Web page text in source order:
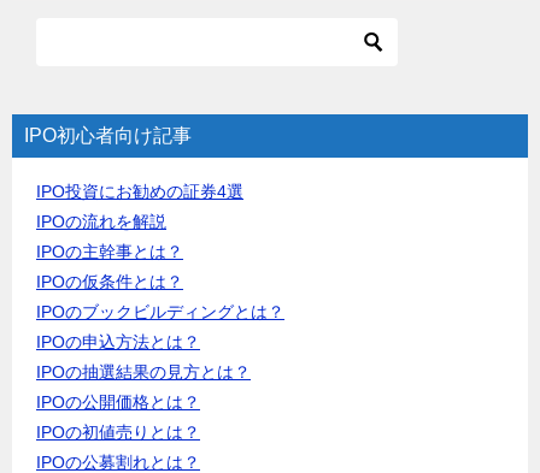
IPO初心者向け記事
IPO投資にお勧めの証券4選
IPOの流れを解説
IPOの主幹事とは？
IPOの仮条件とは？
IPOのブックビルディングとは？
IPOの申込方法とは？
IPOの抽選結果の見方とは？
IPOの公開価格とは？
IPOの初値売りとは？
IPOの公募割れとは？